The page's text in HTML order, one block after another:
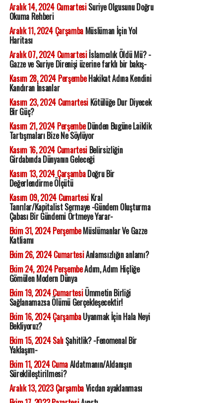
Aralık 14, 2024 CumartesiSuriye Olgusunu Doğru
Okuma Rehberi
Aralık 11, 2024 ÇarşambaMüslüman İçin Yol
Haritası
Aralık 07, 2024 Cumartesiİslamcılık Öldü Mü? -
Gazze ve Suriye Direnişi üzerine farklı bir bakış-
Kasım 28, 2024 PerşembeHakikat Adına Kendini
Kandıran İnsanlar
Kasım 23, 2024 CumartesiKötülüğe Dur Diyecek
Bir Güç?
Kasım 21, 2024 PerşembeDünden Bugüne Laiklik
Tartışmaları Bize Ne Söylüyor
Kasım 16, 2024 CumartesiBelirsizliğin
Girdabında Dünyanın Geleceği
Kasım 13, 2024 ÇarşambaDoğru Bir
Değerlendirme Ölçütü
Kasım 09, 2024 CumartesiKral
Tanrılar/Kapitalist Sermaye -Gündem Oluşturma
Çabası Bir Gündemi Örtmeye Yarar-
Ekim 31, 2024 PerşembeMüslümanlar Ve Gazze
Katliamı
Ekim 26, 2024 CumartesiAnlamsızlığın anlamı?
Ekim 24, 2024 PerşembeAdım, Adım Hiçliğe
Gömülen Modern Dünya
Ekim 19, 2024 CumartesiÜmmetin Birliği
Sağlanamazsa Ölümü Gerçekleşecektir!
Ekim 16, 2024 ÇarşambaUyanmak İçin Hala Neyi
Bekliyoruz?
Ekim 15, 2024 SalıŞahitlik? -Fenomenal Bir
Yaklaşım-
Ekim 11, 2024 CumaAldatmanın/Aldanışın
Süreklileştirilmesi?
Aralık 13, 2023 ÇarşambaVicdan ayaklanması